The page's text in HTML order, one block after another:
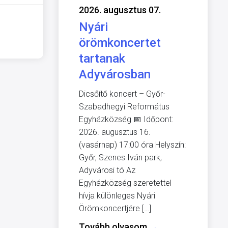
2026. augusztus 07.
Nyári
örömkoncertet
tartanak
Adyvárosban
Dicsőítő koncert – Győr-
Szabadhegyi Református
Egyházközség 📅 Időpont:
2026. augusztus 16.
(vasárnap) 17:00 óra Helyszín:
Győr, Szenes Iván park,
Adyvárosi tó Az
Egyházközség szeretettel
hívja különleges Nyári
Örömkoncertjére […]